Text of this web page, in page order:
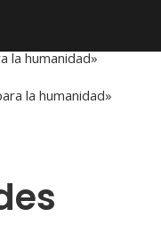
la humanidad»